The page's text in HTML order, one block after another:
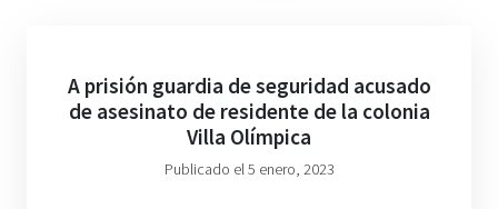
A prisión guardia de seguridad acusado
de asesinato de residente de la colonia
Villa Olímpica
Publicado el 5 enero, 2023